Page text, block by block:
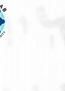
יורנו